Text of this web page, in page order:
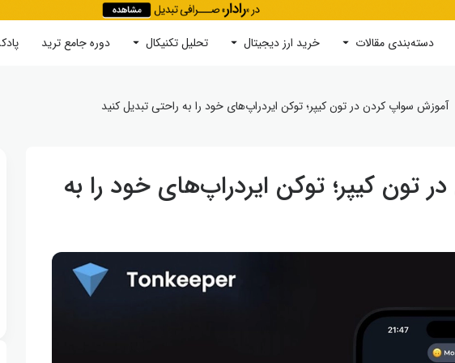
دسته‌بندی مقالات خرید ارز دیجیتال تحلیل تکنیکال دوره‌ جامع ترید جستجو
آموزش سواپ کردن در تون کیپر؛ توکن ایردراپ‌های خود را به راحتی تبدیل کنید
تون کیپر؛ توکن ایردراپ‌های خود را به